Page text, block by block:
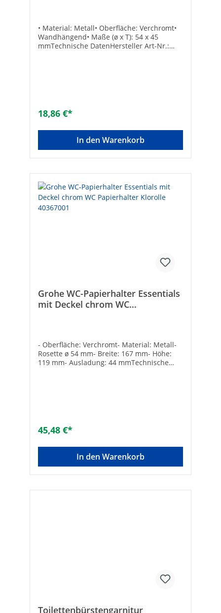
• Material: Metall• Oberfläche: Verchromt•
Wandhängend• Maße (ø x T): 54 x 45
mmTechnische DatenHersteller Art-Nr.:
18,86 €*
In den Warenkorb
Grohe WC-Papierhalter Essentials
mit Deckel chrom WC
- Oberfläche: Verchromt- Material: Metall-
Rosette ø 54 mm- Breite: 167 mm- Höhe:
119 mm- Ausladung: 44 mmTechnische
45,48 €*
In den Warenkorb
Toilettenbürstengarnitur